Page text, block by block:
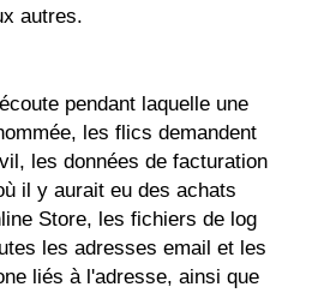
autres.
pendant laquelle une
les flics demandent
les données de facturation
il y aurait eu des achats
Store, les fichiers de log
les adresses email et les
liés à l'adresse, ainsi que